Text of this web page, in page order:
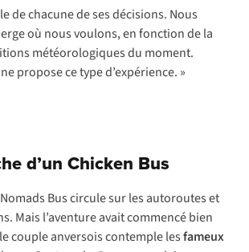
de chacune de ses décisions. Nous
où nous voulons, en fonction de la
météorologiques du moment.
propose ce type d’expérience. »
d’un Chicken Bus
Buscircule sur les autoroutes et
Mais l’aventure avait commencé bien
couple anversois contemple lesfameux